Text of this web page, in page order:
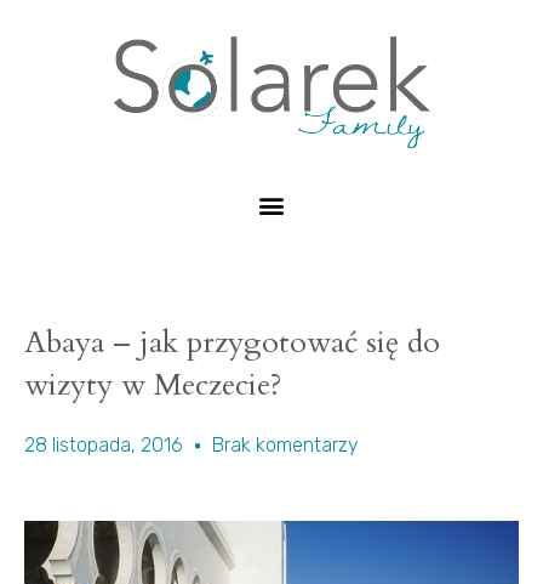
Abaya – jak przygotować się do
wizyty w Meczecie?
28 listopada, 2016 Brak komentarzy